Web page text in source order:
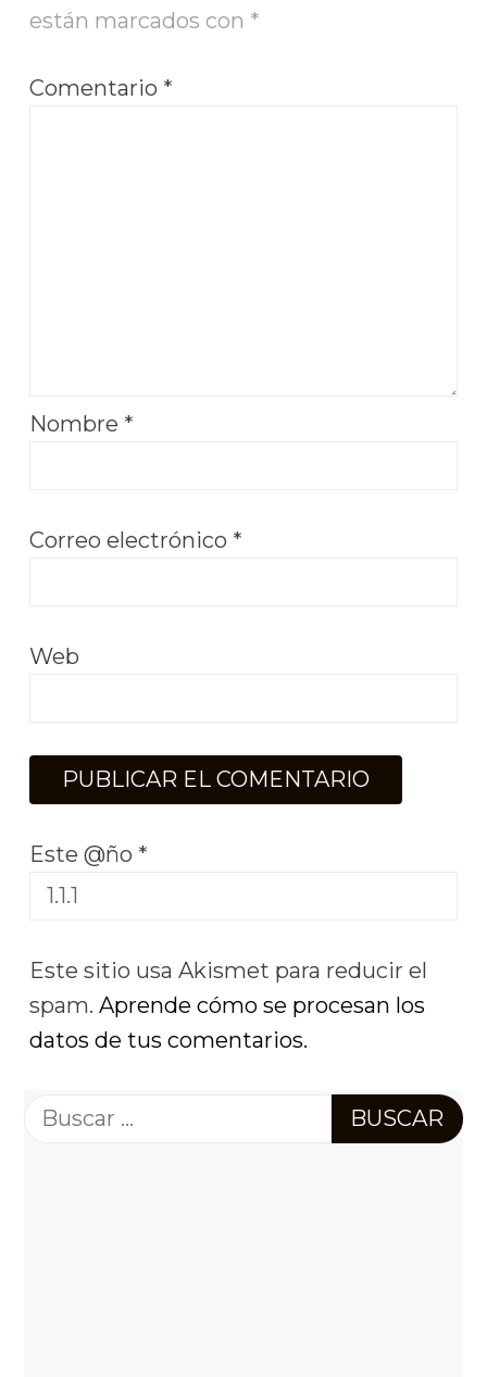
están marcados con *
Comentario *
Nombre *
Correo electrónico *
Web
Este @ño *
Este sitio usa Akismet para reducir el
spam. Aprende cómo se procesan los
datos de tus comentarios.
Buscar: